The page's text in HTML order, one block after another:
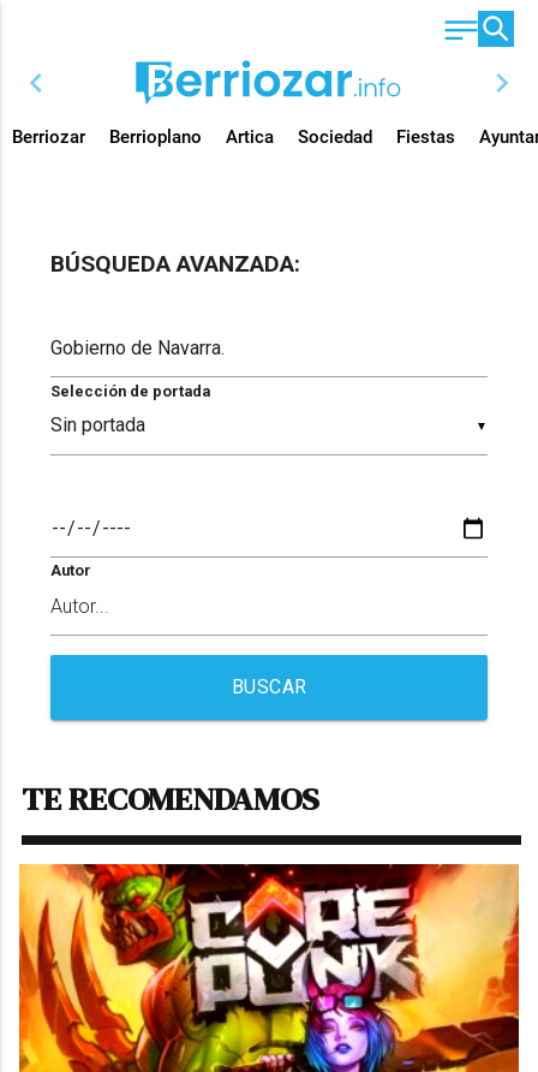
chevron_left chevron_right
Berriozar Berrioplano Artica Sociedad Fiestas
BÚSQUEDA AVANZADA:
▼
Selección de portada
Autor
BUSCAR
TE RECOMENDAMOS